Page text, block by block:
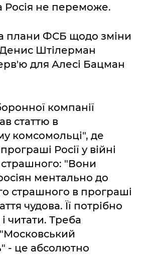
Росія не переможе.
плани ФСБ щодо зміни
Денис Штілерман
для Алесі Бацман
компанії
статтю в
комсомольці", де
Росії у війні
страшного: "Вони
ментально до
страшного в програші
чудова. Її потрібно
читати. Треба
- це абсолютно